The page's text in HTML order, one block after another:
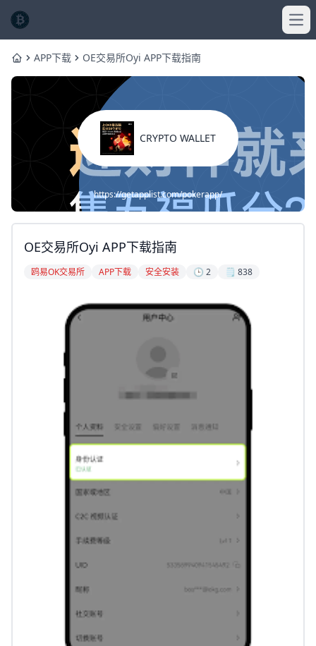
HomeAPP下载 OE交易所Oyi APP下载指南
CRYPTO WALLET
https://getapplist.com/pokerapp/
OE交易所Oyi APP下载指南
鸥易OK交易所 APP下载 安全安装 🕒 2 🗒️ 838